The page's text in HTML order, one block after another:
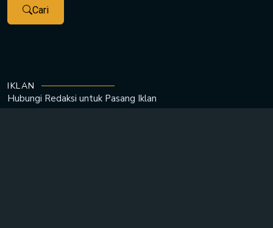
Cari
IKLAN
Hubungi Redaksi untuk Pasang Iklan